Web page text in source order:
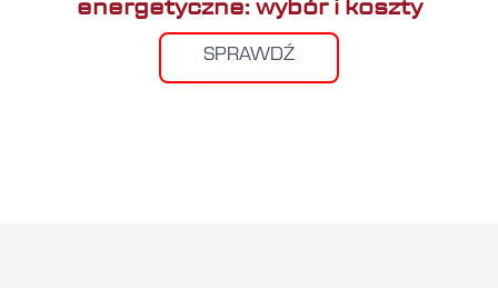
energetyczne: wybór i koszty
SPRAWDŹ